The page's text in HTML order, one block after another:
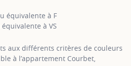
équivalente à F
à VS
aux différents critères de couleurs
à l’appartement Courbet,